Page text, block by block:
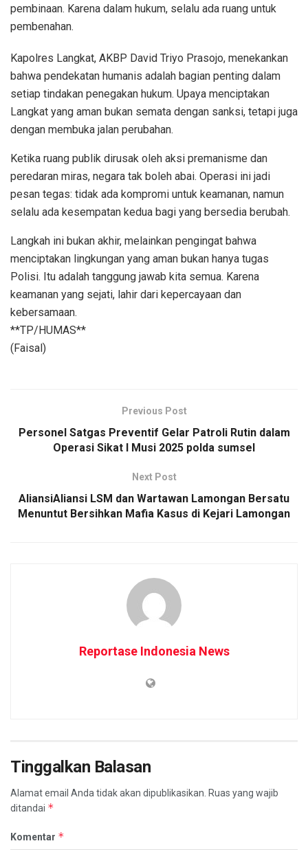
pembinaan. Karena dalam hukum, selalu ada ruang untuk
pembenahan.
Kapolres Langkat, AKBP David Triyo Prasojo, menekankan
bahwa pendekatan humanis adalah bagian penting dalam
setiap tindakan penegakan hukum. Upaya menciptakan
Langkat yang aman bukan semata dengan sanksi, tetapi juga
dengan membuka jalan perubahan.
Ketika ruang publik dirusak oleh aksi premanisme dan
peredaran miras, negara tak boleh abai. Operasi ini jadi
pesan tegas: tidak ada kompromi untuk keamanan, namun
selalu ada kesempatan kedua bagi yang bersedia berubah.
Langkah ini bukan akhir, melainkan pengingat bahwa
menciptakan lingkungan yang aman bukan hanya tugas
Polisi. Itu adalah tanggung jawab kita semua. Karena
keamanan yang sejati, lahir dari kepercayaan dan
kebersamaan.
**TP/HUMAS**
(Faisal)
Previous Post
Personel Satgas Preventif Gelar Patroli Rutin dalam
Operasi Sikat I Musi 2025 polda sumsel
Next Post
AliansiAliansi LSM dan Wartawan Lamongan Bersatu
Menuntut Bersihkan Mafia Kasus di Kejari Lamongan
Reportase Indonesia News
Tinggalkan Balasan
Alamat email Anda tidak akan dipublikasikan. Ruas yang wajib
ditandai *
Komentar *